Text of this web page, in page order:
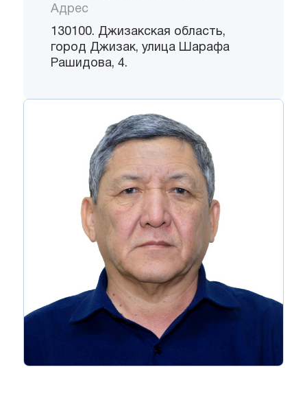
Адрес
130100. Джизакская область,
город Джизак, улица Шарафа
Рашидова, 4.